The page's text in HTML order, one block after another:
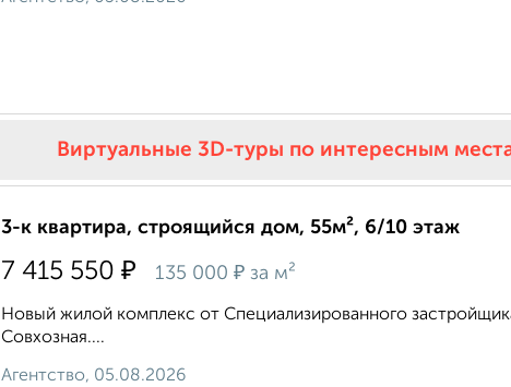
Виртуальные 3D-туры по интересным
3-к квартира, строящийся дом, 55м², 6/10 этаж
7 415 550 ₽ 135 000 ₽ за м²
Новый жилой комплекс от Специализированного
Совхозная....
Агентство, 05.08.2026